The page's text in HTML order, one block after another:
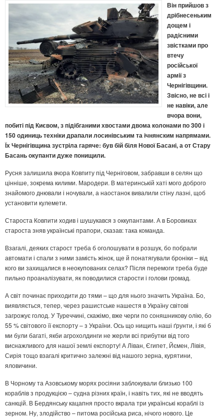
Він прийшов з
дрібнесеньким
дощем і
радісними
звістками про
втечу
російської
армії з
Чернігівщини.
Звісно, не всі і
не навіки, але
вчора вони,
побиті під Києвом, з підібганими хвостами двома колонами по 300 і
150 одиниць техніки драпали лосинівським та ічнянским напрямами.
Їх Чернігівщина зустріла гаряче: був бій біля Нової Басані, а от Стару
Басань окупанти дуже понищили.
Русня залишила вчора Ковпиту під Черніговом, забравши в селян що
цінніше, зокрема килими. Мародери. В материнській хаті мого доброго
знайомого днювали і ночували, а наостанок вивалили стіну лазні, щоб
установити кулемети.
Староста Ковпити ходив і шушукався з оккупантами. А в Боровиках
староста зняв українські прапори, сказав: така команда.
Взагалі, деяких старост треба б оголошувати в розшук, бо побрали
автомати і спали з ними замість жінок, ще й понатягували броніки – від
кого ви захищалися в неокупованих селах? Після перемоги треба буде
пильно проаналізувати, як поводилися старости і голови громад.
А світ починає приходити до тями – що для нього значить Україна. Бо,
виявляється, тепер, через рашистське нашестя в Україну світові
загрожує голод. У Туреччині, скажімо, вже черги по соняшникову олію, бо
55 % світового її експорту – з України. Ось що нищить наші ґрунти, і які б
ми були багаті, якби агрохолдинги не жерли всі прибутки від того
виснажливого для нашої землі експорту! А Ліван, Єгипет, Йємен, Лівія,
Сирія тощо взагалі критично залежні від нашого зерна, курятини,
яловичини.
В Чорному та Азовському морях росіяни заблокували близько 100
кораблів з продукцією – судна різних країн, і навіть тих, які не вводять
санкцій. В Бердянську кацапня просто вкрала три українські кораблі із
зерном. Ну, злодійство – питома російська риса, нічого нового. Це